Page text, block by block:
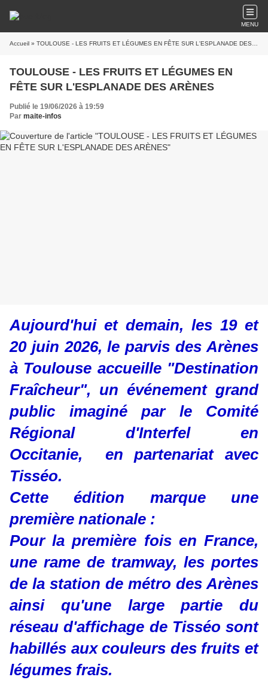
MENU
Accueil » TOULOUSE - LES FRUITS ET LÉGUMES EN FÊTE SUR L'ESPLANADE DES ARÈNES
TOULOUSE - LES FRUITS ET LÉGUMES EN
FÊTE SUR L'ESPLANADE DES ARÈNES
Publié le 19/06/2026 à 19:59
Par maite-infos
Aujourd'hui et demain, les 19 et
20 juin 2026, le parvis des Arènes
à Toulouse accueille "Destination
Fraîcheur", un événement grand
public imaginé par le Comité
Régional d'Interfel en
Occitanie, en partenariat avec
Tisséo.
Cette édition marque une
première nationale :
Pour la première fois en France,
une rame de tramway, les portes
de la station de métro des Arènes
ainsi qu'une large partie du
réseau d'affichage de Tisséo sont
habillés aux couleurs des fruits et
légumes frais.